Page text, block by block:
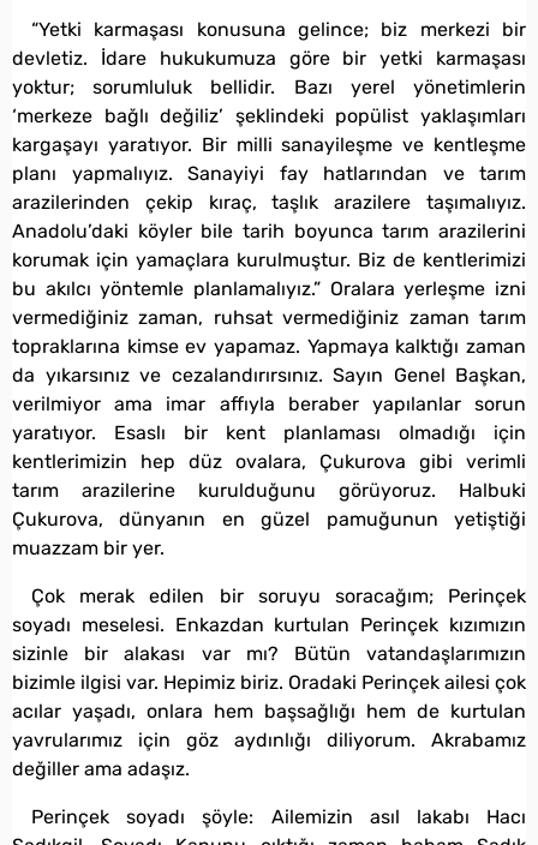
“Yetki karmaşası konusuna gelince; biz merkezi bir
devletiz. İdare hukukumuza göre bir yetki karmaşası
yoktur; sorumluluk bellidir. Bazı yerel yönetimlerin
‘merkeze bağlı değiliz’ şeklindeki popülist yaklaşımları
kargaşayı yaratıyor. Bir milli sanayileşme ve kentleşme
planı yapmalıyız. Sanayiyi fay hatlarından ve tarım
arazilerinden çekip kıraç, taşlık arazilere taşımalıyız.
Anadolu’daki köyler bile tarih boyunca tarım arazilerini
korumak için yamaçlara kurulmuştur. Biz de kentlerimizi
bu akılcı yöntemle planlamalıyız.” Oralara yerleşme izni
vermediğiniz zaman, ruhsat vermediğiniz zaman tarım
topraklarına kimse ev yapamaz. Yapmaya kalktığı zaman
da yıkarsınız ve cezalandırırsınız. Sayın Genel Başkan,
verilmiyor ama imar affıyla beraber yapılanlar sorun
yaratıyor. Esaslı bir kent planlaması olmadığı için
kentlerimizin hep düz ovalara, Çukurova gibi verimli
tarım arazilerine kurulduğunu görüyoruz. Halbuki
Çukurova, dünyanın en güzel pamuğunun yetiştiği
muazzam bir yer.
Çok merak edilen bir soruyu soracağım; Perinçek
soyadı meselesi. Enkazdan kurtulan Perinçek kızımızın
sizinle bir alakası var mı? Bütün vatandaşlarımızın
bizimle ilgisi var. Hepimiz biriz. Oradaki Perinçek ailesi çok
acılar yaşadı, onlara hem başsağlığı hem de kurtulan
yavrularımız için göz aydınlığı diliyorum. Akrabamız
değiller ama adaşız.
Perinçek soyadı şöyle: Ailemizin asıl lakabı Hacı